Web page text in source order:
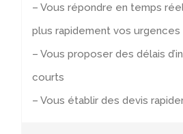
– Vous répondre en temps
plus rapidement vos urgences
– Vous proposer des délais
courts
– Vous établir des devis